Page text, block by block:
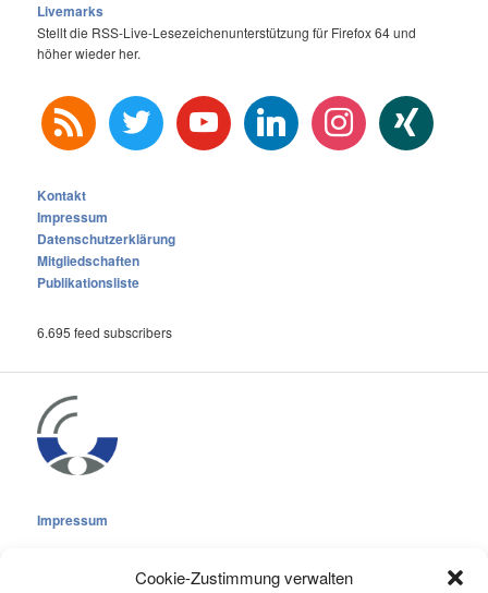
Cookie-Zustimmung verwalten
Livemarks
Stellt die RSS-Live-Lesezeichenunterstützung für Firefox 64 und
höher wieder her.
rss twitter youtube linkedin instagram xing
Kontakt
Impressum
Datenschutzerklärung
Mitgliedschaften
Publikationsliste
6.695 feed subscribers
Impressum